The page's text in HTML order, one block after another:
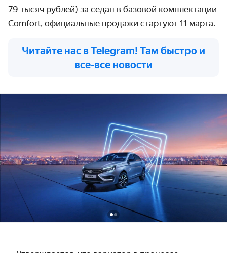
79 тысяч рублей) за седан в базовой комплектации
Comfort, официальные продажи стартуют 11 марта.
Читайте нас в Telegram! Там быстро и
все-все новости